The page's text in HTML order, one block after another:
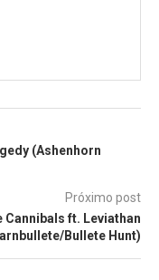
(Ashenhorn
Próximo post
Cannibals ft. Leviathan
Bullete Hunt)